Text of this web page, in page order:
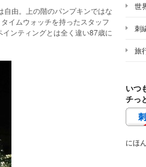
由。上の階のパンプキンではな
イムウォッチを持ったスタッフ
ンティングとは全く違い87歳に
世
刺
旅
いつ
チっ
にほ